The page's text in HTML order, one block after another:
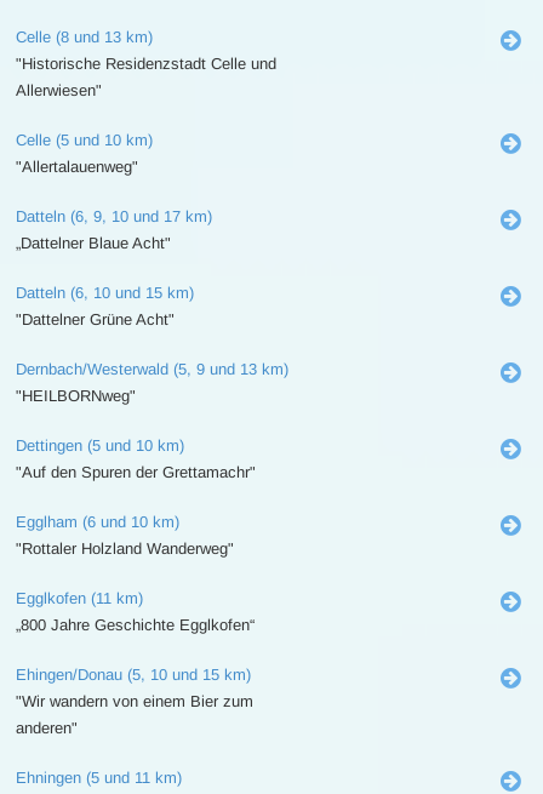
Celle (8 und 13 km)
"Historische Residenzstadt Celle und
Allerwiesen"
Celle (5 und 10 km)
"Allertalauenweg"
Datteln (6, 9, 10 und 17 km)
„Dattelner Blaue Acht"
Datteln (6, 10 und 15 km)
"Dattelner Grüne Acht"
Dernbach/Westerwald (5, 9 und 13 km)
"HEILBORNweg"
Dettingen (5 und 10 km)
"Auf den Spuren der Grettamachr"
Egglham (6 und 10 km)
"Rottaler Holzland Wanderweg"
Egglkofen (11 km)
„800 Jahre Geschichte Egglkofen“
Ehingen/Donau (5, 10 und 15 km)
"Wir wandern von einem Bier zum
anderen"
Ehningen (5 und 11 km)